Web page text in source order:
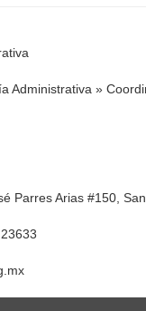
Administrativa »
Parres Arias #150,